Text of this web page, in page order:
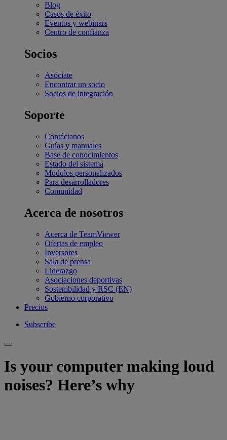
Blog
Casos de éxito
Eventos y webinars
Centro de confianza
Socios
Asóciate
Encontrar un socio
Socios de integración
Soporte
Contáctanos
Guías y manuales
Base de conocimientos
Estado del sistema
Módulos personalizados
Para desarrolladores
Comunidad
Acerca de nosotros
Acerca de TeamViewer
Ofertas de empleo
Inversores
Sala de prensa
Liderazgo
Asociaciones deportivas
Sostenibilidad y RSC (EN)
Gobierno corporativo
Precios
Subscribe
Is your computer making loud
noises? Here’s why